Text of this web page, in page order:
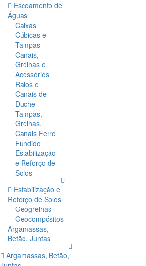
Escoamento de
Águas
Caixas
Cúbicas e
Tampas
Canais,
Grelhas e
Acessórios
Ralos e
Canais de
Duche
Tampas,
Grelhas,
Canais Ferro
Fundido
Estabilização
e Reforço de
Solos
Estabilização e
Reforço de Solos
Geogrelhas
Geocompósitos
Argamassas,
Betão, Juntas
Argamassas, Betão,